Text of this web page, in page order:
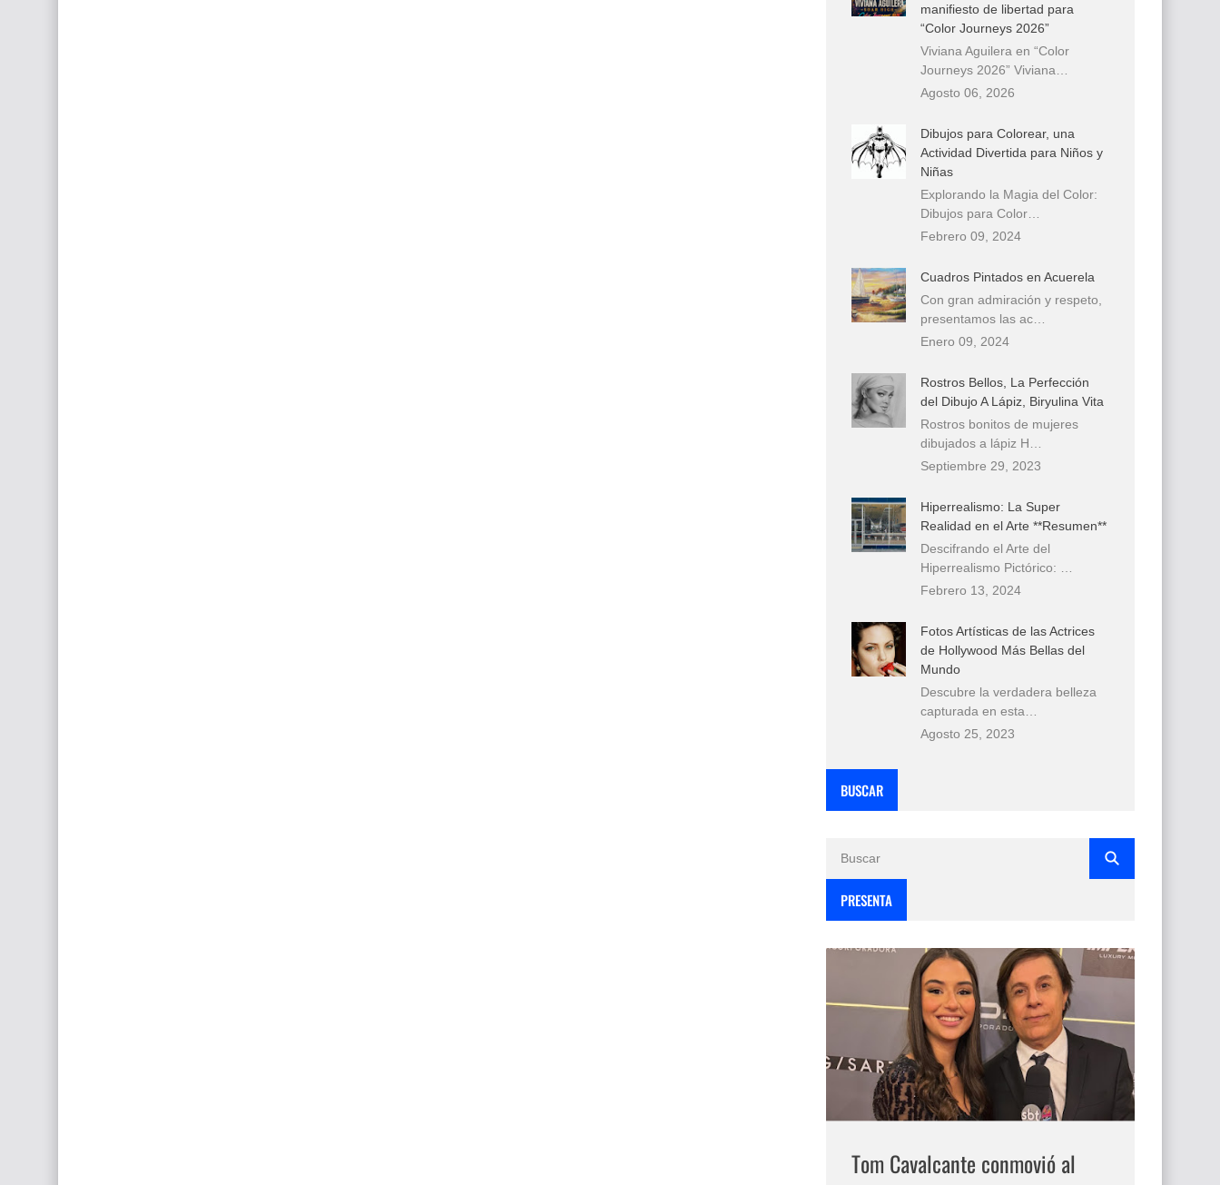
manifiesto de libertad para
“Color Journeys 2026”
Viviana Aguilera en “Color
Journeys 2026” Viviana…
Agosto 06, 2026
Dibujos para Colorear, una
Actividad Divertida para Niños y
Niñas
Explorando la Magia del Color:
Dibujos para Color…
Febrero 09, 2024
Cuadros Pintados en Acuerela
Con gran admiración y respeto,
presentamos las ac…
Enero 09, 2024
Rostros Bellos, La Perfección
del Dibujo A Lápiz, Biryulina Vita
Rostros bonitos de mujeres
dibujados a lápiz H…
Septiembre 29, 2023
Hiperrealismo: La Super
Realidad en el Arte **Resumen**
Descifrando el Arte del
Hiperrealismo Pictórico: …
Febrero 13, 2024
Fotos Artísticas de las Actrices
de Hollywood Más Bellas del
Mundo
Descubre la verdadera belleza
capturada en esta…
Agosto 25, 2023
BUSCAR
PRESENTA
Tom Cavalcante conmovió al